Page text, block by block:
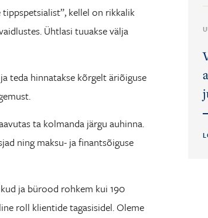
kellel on rikkalik
Ühtlasi tuuakse välja
teda hinnatakse kõrgelt äriõiguse
ta kolmanda järgu auhinna.
ning maksu- ja finantsõiguse
ja ­bürood rohkem kui 190
roll klientide tagasisidel. Oleme